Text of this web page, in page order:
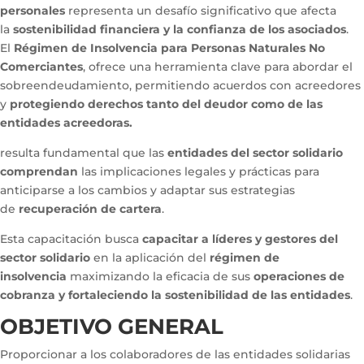
personales representa un desafío significativo que afecta
la sostenibilidad financiera y la confianza de los asociados.
El Régimen de Insolvencia para Personas Naturales No
Comerciantes, ofrece una herramienta clave para abordar el
sobreendeudamiento, permitiendo acuerdos con acreedores
y protegiendo derechos tanto del deudor como de las
entidades acreedoras.
resulta fundamental que las entidades del sector solidario
comprendan las implicaciones legales y prácticas para
anticiparse a los cambios y adaptar sus estrategias
de recuperación de cartera.
Esta capacitación busca capacitar a líderes y gestores del
sector solidario en la aplicación del régimen de
insolvencia maximizando la eficacia de sus operaciones de
cobranza y fortaleciendo la sostenibilidad de las entidades.
OBJETIVO GENERAL
Proporcionar a los colaboradores de las entidades solidarias